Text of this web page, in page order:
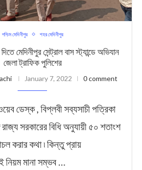
পশ্চিম মেদিনীপুর শহর মেদিনীপুর
মেদিনীপুর সেন্ট্রাল বাস স্ট্যান্ডে অভিযান
জেলা ট্রাফিক পুলিশের
January 7, 2022 0 comment
ডেস্ক , বিপ্লবী সব্যসাচী পত্রিকা
সরকারের বিধি অনুযায়ী ৫০ শতাংশ
করার কথা ৷ কিন্তু প্রায়
নিয়ম মানা সম্ভব …